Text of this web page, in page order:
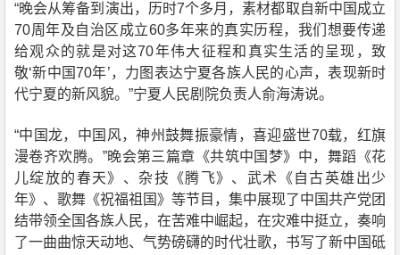
“晚会从筹备到演出，历时7个多月，素材都取自新中国成立
70周年及自治区成立60多年来的真实历程，我们想要传递
给观众的就是对这70年伟大征程和真实生活的呈现，致
敬‘新中国70年’，力图表达宁夏各族人民的心声，表现新时
代宁夏的新风貌。”宁夏人民剧院负责人俞海涛说。
“中国龙，中国风，神州鼓舞振豪情，喜迎盛世70载，红旗
漫卷齐欢腾。”晚会第三篇章《共筑中国梦》中，舞蹈《花
儿绽放的春天》、杂技《腾飞》、武术《自古英雄出少
年》、歌舞《祝福祖国》等节目，集中展现了中国共产党团
结带领全国各族人民，在苦难中崛起，在灾难中挺立，奏响
了一曲曲惊天动地、气势磅礴的时代壮歌，书写了新中国砥